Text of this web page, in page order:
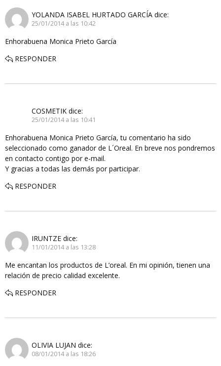
YOLANDA ISABEL HURTADO GARCÍA dice:
25/01/2014 a las 10:42
Enhorabuena Monica Prieto García
RESPONDER
COSMETIK dice:
25/01/2014 a las 10:41
Enhorabuena Monica Prieto García, tu comentario ha sido
seleccionado como ganador de L´Oreal. En breve nos pondremos
en contacto contigo por e-mail.
Y gracias a todas las demás por participar.
RESPONDER
IRUNTZE dice:
11/01/2014 a las 13:28
Me encantan los productos de L’oreal. En mi opinión, tienen una
relación de precio calidad excelente.
RESPONDER
OLIVIA LUJAN dice:
08/01/2014 a las 18:26